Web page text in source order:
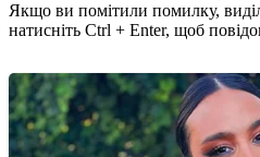
Якщо ви помітили помилку,
натисніть Ctrl + Enter, щоб